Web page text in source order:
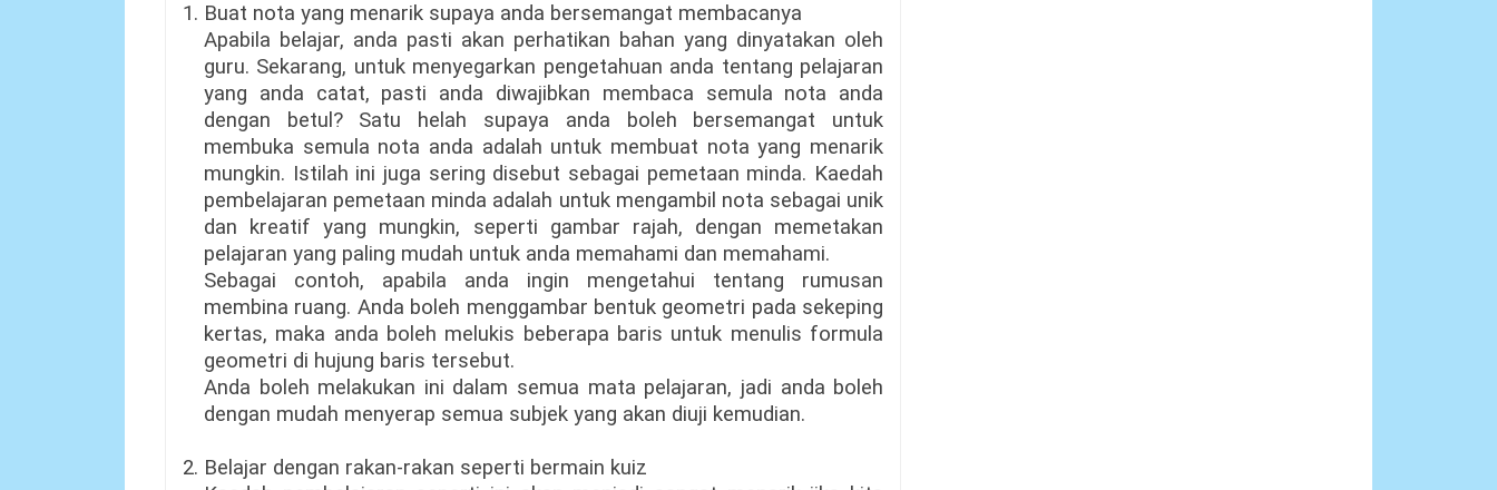
1. Buat nota yang menarik supaya anda bersemangat membacanya
Apabila belajar, anda pasti akan perhatikan bahan yang dinyatakan oleh
guru. Sekarang, untuk menyegarkan pengetahuan anda tentang pelajaran
yang anda catat, pasti anda diwajibkan membaca semula nota anda
dengan betul? Satu helah supaya anda boleh bersemangat untuk
membuka semula nota anda adalah untuk membuat nota yang menarik
mungkin. Istilah ini juga sering disebut sebagai pemetaan minda. Kaedah
pembelajaran pemetaan minda adalah untuk mengambil nota sebagai unik
dan kreatif yang mungkin, seperti gambar rajah, dengan memetakan
pelajaran yang paling mudah untuk anda memahami dan memahami.
Sebagai contoh, apabila anda ingin mengetahui tentang rumusan
membina ruang. Anda boleh menggambar bentuk geometri pada sekeping
kertas, maka anda boleh melukis beberapa baris untuk menulis formula
geometri di hujung baris tersebut.
Anda boleh melakukan ini dalam semua mata pelajaran, jadi anda boleh
dengan mudah menyerap semua subjek yang akan diuji kemudian.
2. Belajar dengan rakan-rakan seperti bermain kuiz